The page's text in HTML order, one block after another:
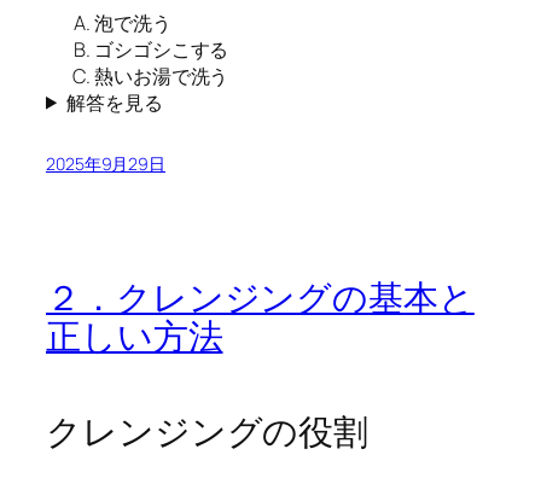
泡で洗う
ゴシゴシこする
熱いお湯で洗う
解答を見る
2025年9月29日
２．クレンジングの基本と
正しい方法
クレンジングの役割